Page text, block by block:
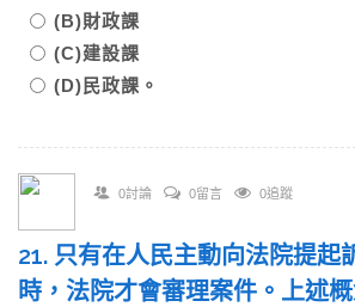
(B)財政課
(C)建設課
(D)民政課。
0討論 0留言 0追蹤
21. 只有在人民主動向法院提起
時，法院才會審理案件。上述